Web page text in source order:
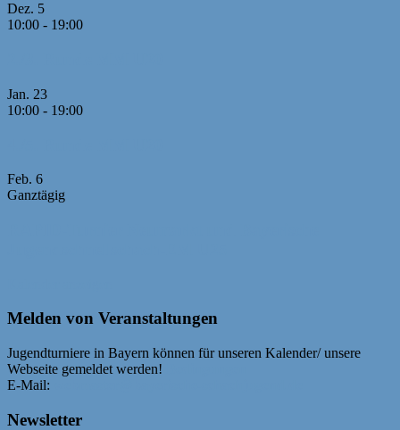
Dez. 5
10:00 - 19:00
Jan. 23
10:00 - 19:00
Feb. 6
Ganztägig
Melden von Veranstaltungen
Jugendturniere in Bayern können für unseren Kalender/ unsere
Webseite gemeldet werden!
E-Mail:
Newsletter